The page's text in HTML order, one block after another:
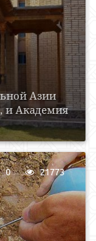
Азии
и Академия
0 21773